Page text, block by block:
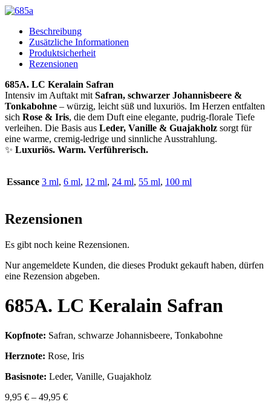
Beschreibung
Zusätzliche Informationen
Produktsicherheit
Rezensionen
685A. LC Keralain Safran
Intensiv im Auftakt mit Safran, schwarzer Johannisbeere &
Tonkabohne – würzig, leicht süß und luxuriös. Im Herzen entfalten
sich Rose & Iris, die dem Duft eine elegante, pudrig-florale Tiefe
verleihen. Die Basis aus Leder, Vanille & Guajakholz sorgt für
eine warme, cremig-ledrige und sinnliche Ausstrahlung.
✨ Luxuriös. Warm. Verführerisch.
Essance 3 ml, 6 ml, 12 ml, 24 ml, 55 ml, 100 ml
Rezensionen
Es gibt noch keine Rezensionen.
Nur angemeldete Kunden, die dieses Produkt gekauft haben, dürfen
eine Rezension abgeben.
685A. LC Keralain Safran
Kopfnote: Safran, schwarze Johannisbeere, Tonkabohne
Herznote: Rose, Iris
Basisnote: Leder, Vanille, Guajakholz
9,95 € – 49,95 €